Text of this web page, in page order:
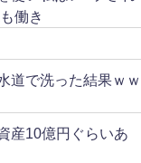
働き
道で洗った結果ｗｗ
産10億円ぐらいあ